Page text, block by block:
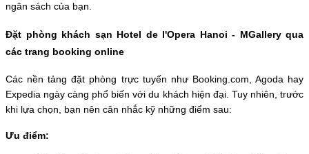
ngân sách của bạn.
Đặt phòng khách sạn Hotel de l'Opera Hanoi - MGallery qua
các trang booking online
Các nền tảng đặt phòng trực tuyến như Booking.com, Agoda hay
Expedia ngày càng phổ biến với du khách hiện đại. Tuy nhiên, trước
khi lựa chọn, bạn nên cân nhắc kỹ những điểm sau:
Ưu điểm: